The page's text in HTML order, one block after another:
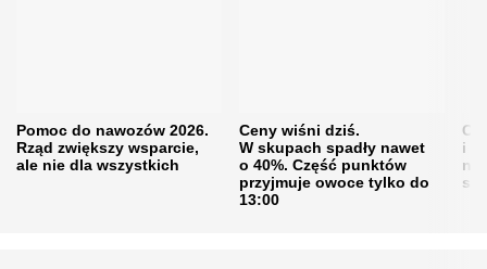
Pomoc do nawozów 2026.
Rząd zwiększy wsparcie,
ale nie dla wszystkich
Ceny wiśni dziś.
W skupach spadły nawet
o 40%. Część punktów
przyjmuje owoce tylko do
13:00
i